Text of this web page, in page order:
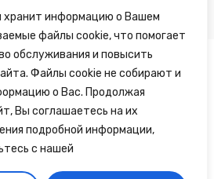
хранит информацию о Вашем
файлы cookie, что помогает
обслуживания и повысить
Файлы cookie не собирают и
о Вас. Продолжая
Вы соглашаетесь на их
подробной информации,
с нашей
©Зелёная Аптека, разработка сайта
-Tirex Media